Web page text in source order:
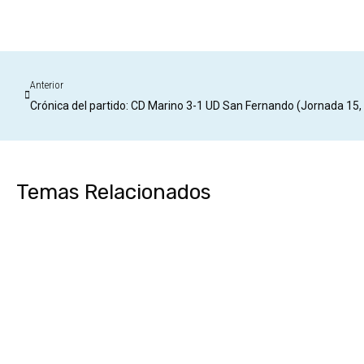
Anterior
Crónica del partido: CD Marino 3-1 UD San Fernando (Jornada 15,
Temas Relacionados